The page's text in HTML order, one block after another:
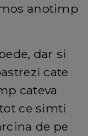
anotimp
dar si
cate
cateva
ce simti
de pe